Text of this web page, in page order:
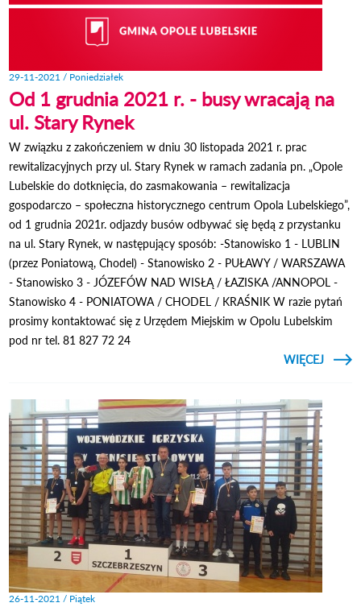
29-11-2021 / Poniedziałek
Od 1 grudnia 2021 r. - busy wracają na
ul. Stary Rynek
W związku z zakończeniem w dniu 30 listopada 2021 r. prac
rewitalizacyjnych przy ul. Stary Rynek w ramach zadania pn. „Opole
Lubelskie do dotknięcia, do zasmakowania – rewitalizacja
gospodarczo – społeczna historycznego centrum Opola Lubelskiego”,
od 1 grudnia 2021r. odjazdy busów odbywać się będą z przystanku
na ul. Stary Rynek, w następujący sposób: -Stanowisko 1 - LUBLIN
(przez Poniatową, Chodel) - Stanowisko 2 - PUŁAWY / WARSZAWA
- Stanowisko 3 - JÓZEFÓW NAD WISŁĄ / ŁAZISKA /ANNOPOL -
Stanowisko 4 - PONIATOWA / CHODEL / KRAŚNIK W razie pytań
prosimy kontaktować się z Urzędem Miejskim w Opolu Lubelskim
pod nr tel. 81 827 72 24
CZYTAJ
WIĘCEJ
O
26-11-2021 / Piątek